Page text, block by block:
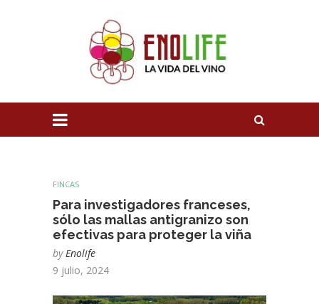
FINCAS
Para investigadores franceses,
sólo las mallas antigranizo son
efectivas para proteger la viña
by Enolife
9 julio, 2024